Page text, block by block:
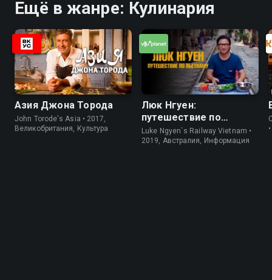
Ещё в жанре: Кулинария
Азия Джона Торода
John Torode's Asia • 2017,
Великобритания, Культура
Люк Нгуен:
путешествие по
Вьетнаму
Luke Ngyen`s Railway Vietnam •
2019, Австралия, Информация